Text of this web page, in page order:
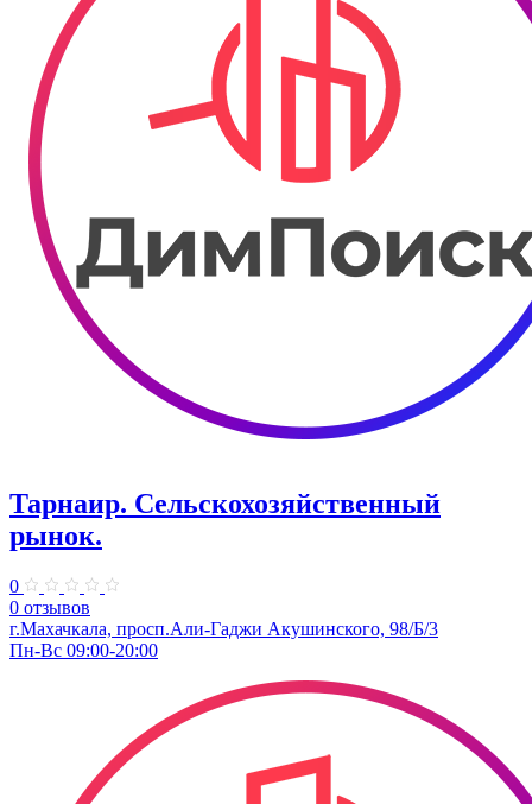
Тарнаир. Сельскохозяйственный
рынок.
0
0 отзывов
г.Махачкала, просп.Али-Гаджи Акушинского, 98/Б/3
Пн-Вс 09:00-20:00